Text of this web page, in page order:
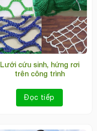
Lưới cứu sinh, hứng rơi
trên công trình
Đọc tiếp